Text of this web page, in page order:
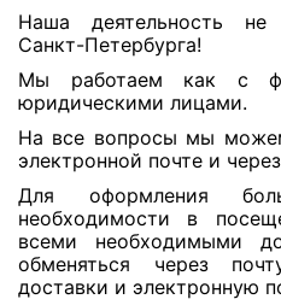
Наша деятельность не
Санкт-Петербурга!
Мы работаем как с
юридическими лицами.
На все вопросы мы
электронной почте и
Для оформления
необходимости в
всеми необходимыми
обменяться через
доставки и электронную